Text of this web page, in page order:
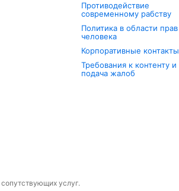
Противодействие
современному рабству
Политика в области прав
человека
Корпоративные контакты
Требования к контенту и
подача жалоб
услуг.